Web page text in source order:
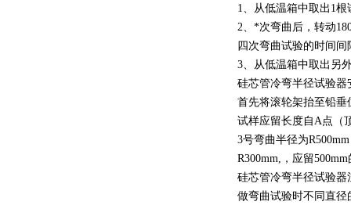
1、从低温箱中取出1
2、*次弯曲后，转动
四次弯曲试验的时间
3、从低温箱中取出另
硅芯管冷弯半径试验器
首先将滚轮架抬至铅垂
试样应留长度自A点（
3号弯曲半径为
R300mm,，应留
硅芯管冷弯半径试验器
做弯曲试验时不同直